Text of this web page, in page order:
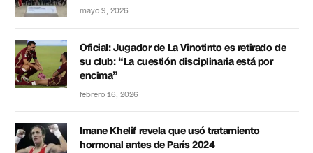
mayo 9, 2026
Oficial: Jugador de La Vinotinto es retirado de
su club: “La cuestión disciplinaria está por
encima”
febrero 16, 2026
Imane Khelif revela que usó tratamiento
hormonal antes de París 2024